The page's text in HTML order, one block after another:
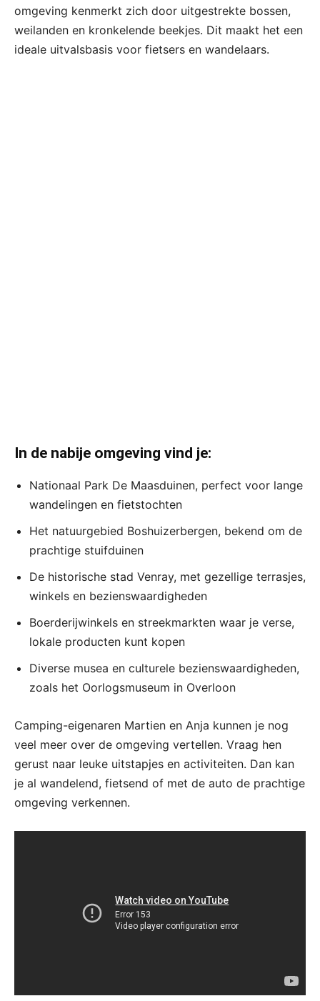
omgeving kenmerkt zich door uitgestrekte bossen,
weilanden en kronkelende beekjes. Dit maakt het een
ideale uitvalsbasis voor fietsers en wandelaars.
In de nabije omgeving vind je:
Nationaal Park De Maasduinen, perfect voor lange
wandelingen en fietstochten
Het natuurgebied Boshuizerbergen, bekend om de
prachtige stuifduinen
De historische stad Venray, met gezellige terrasjes,
winkels en bezienswaardigheden
Boerderijwinkels en streekmarkten waar je verse,
lokale producten kunt kopen
Diverse musea en culturele bezienswaardigheden,
zoals het Oorlogsmuseum in Overloon
Camping-eigenaren Martien en Anja kunnen je nog
veel meer over de omgeving vertellen. Vraag hen
gerust naar leuke uitstapjes en activiteiten. Dan kan
je al wandelend, fietsend of met de auto de prachtige
omgeving verkennen.